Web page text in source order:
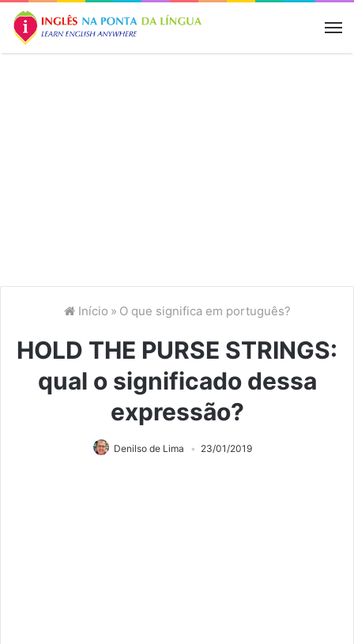
Início » O que significa em português?
HOLD THE PURSE STRINGS:
qual o significado dessa
expressão?
Denilso de Lima 23/01/2019